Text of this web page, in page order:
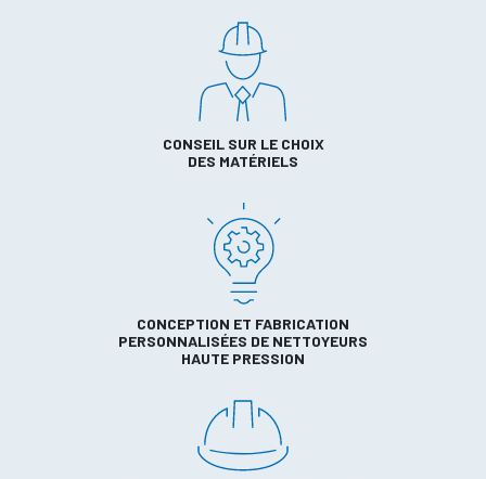
CONSEIL SUR LE CHOIX
DES MATÉRIELS
CONCEPTION ET FABRICATION
PERSONNALISÉES DE NETTOYEURS
HAUTE PRESSION